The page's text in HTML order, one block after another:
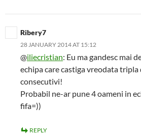
Ribery7
28 JANUARY 2014 AT 15:12
@iliecristian: Eu ma gandesc mai
echipa care castiga vreodata tripla
consecutivi!
Probabil ne-ar pune 4 oameni in
fifa=))
REPLY